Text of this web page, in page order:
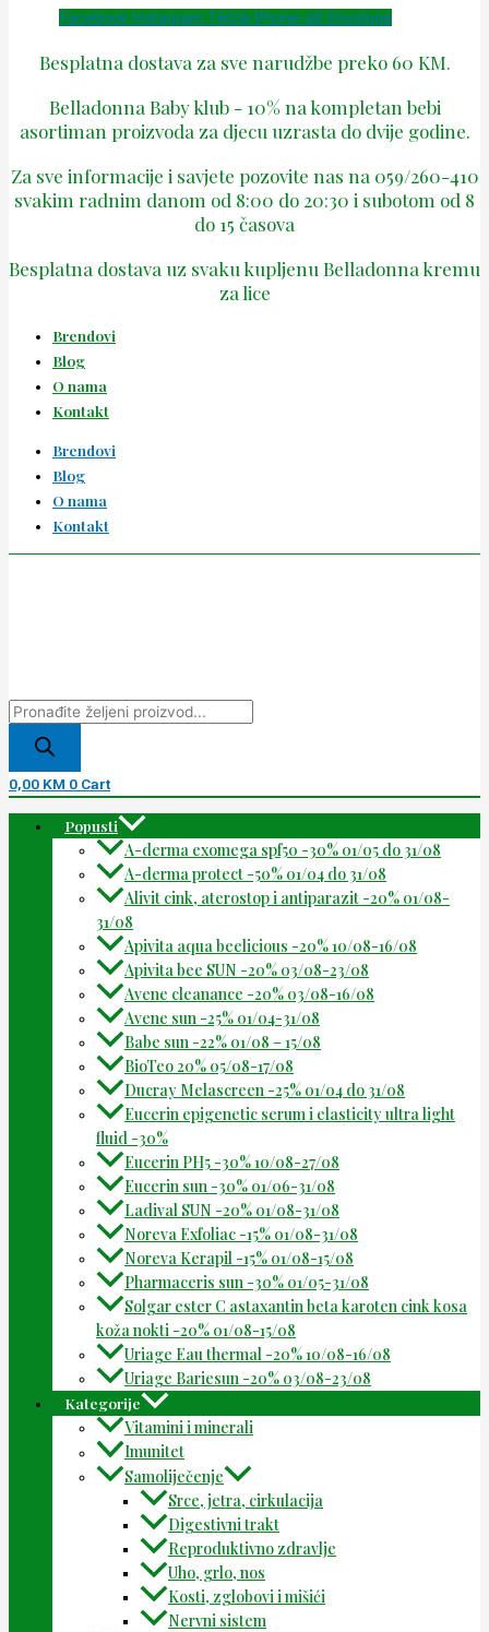
Facebook Instagram Tiktok Phone-alt Envelope
Besplatna dostava za sve narudžbe preko 60 KM.
Belladonna Baby klub - 10% na kompletan bebi
asortiman proizvoda za djecu uzrasta do dvije godine.
Za sve informacije i savjete pozovite nas na 059/260-410
svakim radnim danom od 8:00 do 20:30 i subotom od 8
do 15 časova
Besplatna dostava uz svaku kupljenu Belladonna kremu
za lice
Brendovi
Blog
O nama
Kontakt
Brendovi
Blog
O nama
Kontakt
0,00 KM 0 Cart
Popusti
A-derma exomega spf50 -30% 01/05 do 31/08
A-derma protect -50% 01/04 do 31/08
Alivit cink, aterostop i antiparazit -20% 01/08-
31/08
Apivita aqua beelicious -20% 10/08-16/08
Apivita bee SUN -20% 03/08-23/08
Avene cleanance -20% 03/08-16/08
Avene sun -25% 01/04-31/08
Babe sun -22% 01/08 – 15/08
BioTeo 20% 05/08-17/08
Ducray Melascreen -25% 01/04 do 31/08
Eucerin epigenetic serum i elasticity ultra light
fluid -30%
Eucerin PH5 -30% 10/08-27/08
Eucerin sun -30% 01/06-31/08
Ladival SUN -20% 01/08-31/08
Noreva Exfoliac -15% 01/08-31/08
Noreva Kerapil -15% 01/08-15/08
Pharmaceris sun -30% 01/05-31/08
Solgar ester C astaxantin beta karoten cink kosa
koža nokti -20% 01/08-15/08
Uriage Eau thermal -20% 10/08-16/08
Uriage Bariesun -20% 03/08-23/08
Kategorije
Vitamini i minerali
Imunitet
Samoliječenje
Srce, jetra, cirkulacija
Digestivni trakt
Reproduktivno zdravlje
Uho, grlo, nos
Kosti, zglobovi i mišići
Nervni sistem